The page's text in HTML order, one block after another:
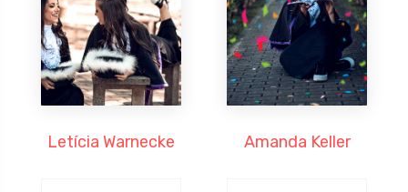
Letícia Warnecke Amanda Keller